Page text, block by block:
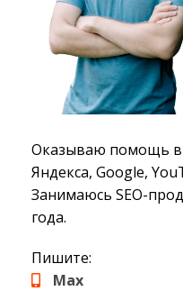
Оказываю помощь в
Яндекса, Google,
Занимаюсь SEO-
года.
Пишите:
Max